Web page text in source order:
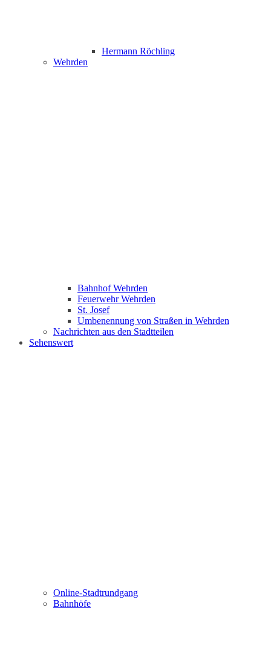
Hermann Röchling
Wehrden
Bahnhof Wehrden
Feuerwehr Wehrden
St. Josef
Umbenennung von Straßen in Wehrden
Nachrichten aus den Stadtteilen
Sehenswert
Online-Stadtrundgang
Bahnhöfe